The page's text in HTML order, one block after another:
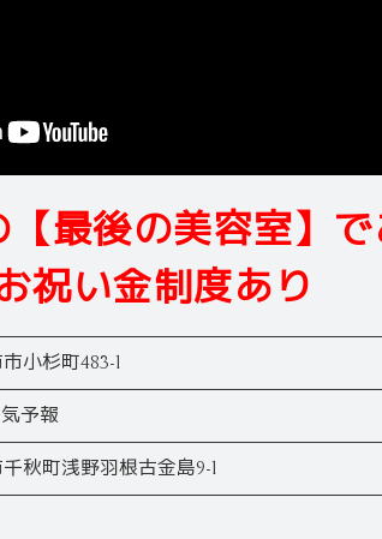
最後の美容室】
祝い金制度あり
小杉町483-1
予報
秋町浅野羽根古金島9-1